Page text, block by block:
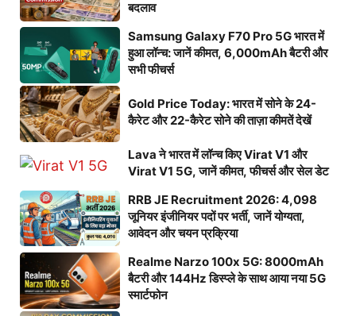
बदलाव
Samsung Galaxy F70 Pro 5G भारत में
हुआ लॉन्च: जानें कीमत, 6,000mAh बैटरी और
सभी फीचर्स
Gold Price Today: भारत में सोने के 24-
कैरेट और 22-कैरेट सोने की ताज़ा कीमतें देखें
Lava ने भारत में लॉन्च किए Virat V1 और
Virat V1 5G, जानें कीमत, फीचर्स और सेल डेट
RRB JE Recruitment 2026: 4,098
जूनियर इंजीनियर पदों पर भर्ती, जानें योग्यता,
आवेदन और चयन प्रक्रिया
Realme Narzo 100x 5G: 8000mAh
बैटरी और 144Hz डिस्प्ले के साथ आया नया 5G
स्मार्टफोन